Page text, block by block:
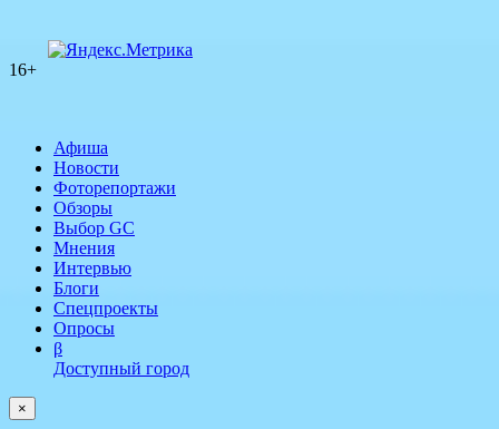
16+
Афиша
Новости
Фоторепортажи
Обзоры
Выбор GC
Мнения
Интервью
Блоги
Спецпроекты
Опросы
β
Доступный город
×